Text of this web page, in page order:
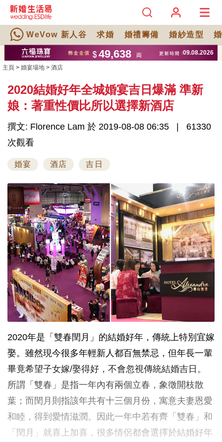
WeVow 新人谷 求婚 婚禮籌備 婚紗造型
主頁 > 婚宴場地 > 酒店
2020結婚好年全城婚宴吉日爆滿 準新
娘：著重性價比所以選擇新酒店
撰文: Florence Lam 於 2019-08-08 06:35
61330
次觀看
婚宴 酒店 吉日
2020年是「雙春閏月」的結婚好年，傳統上特別宜嫁
娶。雖然現今很多年輕新人都百無禁忌，但年長一輩
畢竟希望子女嫁/娶得好，不會忽視傳統結婚吉日。
所謂「雙春」是指一年內有兩個立春，象徵開枝散
葉；而閏月則指該年共有十三個月份，寓意夫妻恩愛
和睦，得到愛情滋潤。因此一年中若有齊「雙春」和
「閏月」就喜上加喜，很多情侶都會選擇於結婚好年